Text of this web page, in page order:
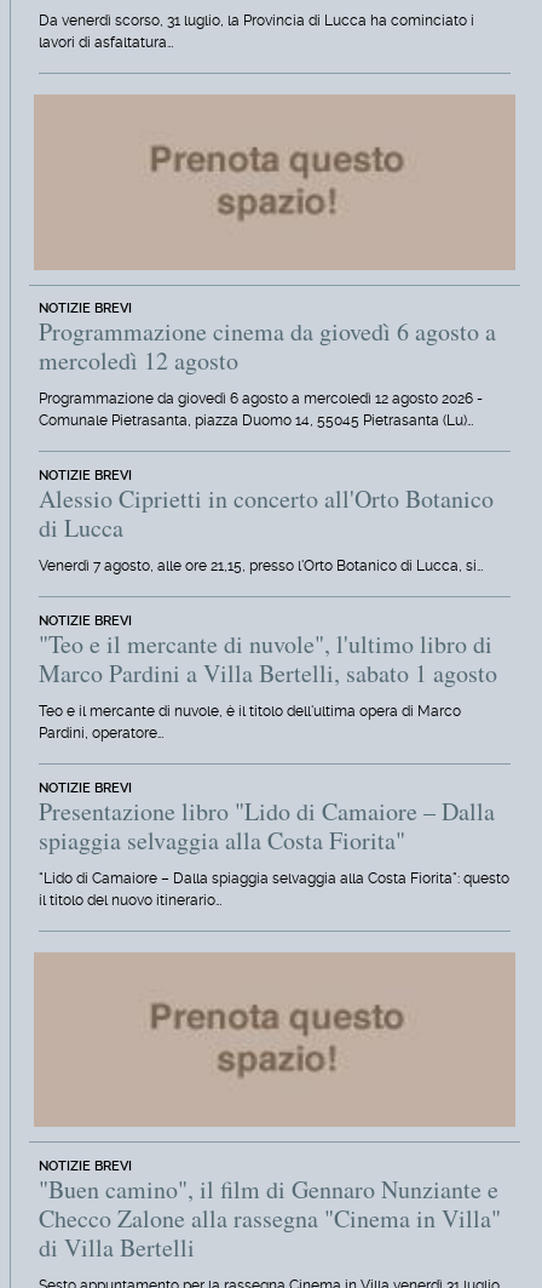
Da venerdì scorso, 31 luglio, la Provincia di Lucca ha cominciato i
lavori di asfaltatura…
NOTIZIE BREVI
Programmazione cinema da giovedì 6 agosto a
mercoledì 12 agosto
Programmazione da giovedì 6 agosto a mercoledì 12 agosto 2026 -
Comunale Pietrasanta, piazza Duomo 14, 55045 Pietrasanta (Lu)…
NOTIZIE BREVI
Alessio Ciprietti in concerto all'Orto Botanico
di Lucca
Venerdì 7 agosto, alle ore 21,15, presso l'Orto Botanico di Lucca, si…
NOTIZIE BREVI
"Teo e il mercante di nuvole", l'ultimo libro di
Marco Pardini a Villa Bertelli, sabato 1 agosto
Teo e il mercante di nuvole, è il titolo dell'ultima opera di Marco
Pardini, operatore…
NOTIZIE BREVI
Presentazione libro "Lido di Camaiore – Dalla
spiaggia selvaggia alla Costa Fiorita"
"Lido di Camaiore – Dalla spiaggia selvaggia alla Costa Fiorita": questo
il titolo del nuovo itinerario…
NOTIZIE BREVI
"Buen camino", il film di Gennaro Nunziante e
Checco Zalone alla rassegna "Cinema in Villa"
di Villa Bertelli